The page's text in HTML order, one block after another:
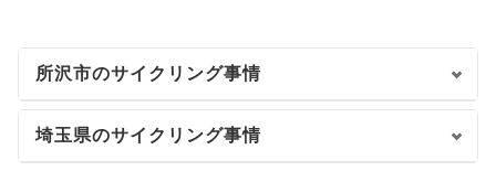
所沢市のサイクリング事情
埼玉県のサイクリング事情